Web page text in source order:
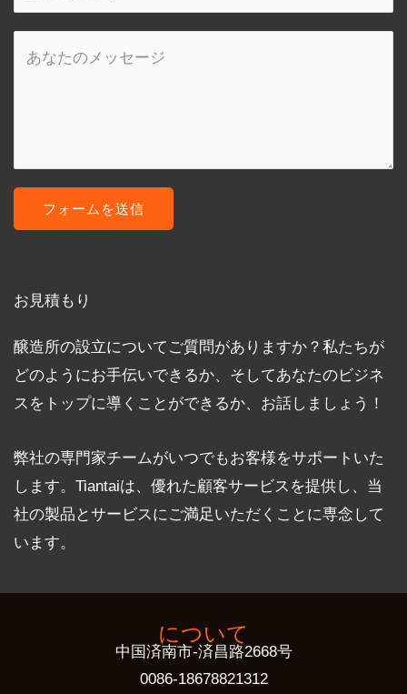
フォームを送信
お見積もり
醸造所の設立についてご質問がありますか？私たちが
どのようにお手伝いできるか、そしてあなたのビジネ
スをトップに導くことができるか、お話しましょう！
弊社の専門家チームがいつでもお客様をサポートいた
します。Tiantaiは、優れた顧客サービスを提供し、当
社の製品とサービスにご満足いただくことに専念して
います。
について
中国済南市-済昌路2668号
0086-18678821312